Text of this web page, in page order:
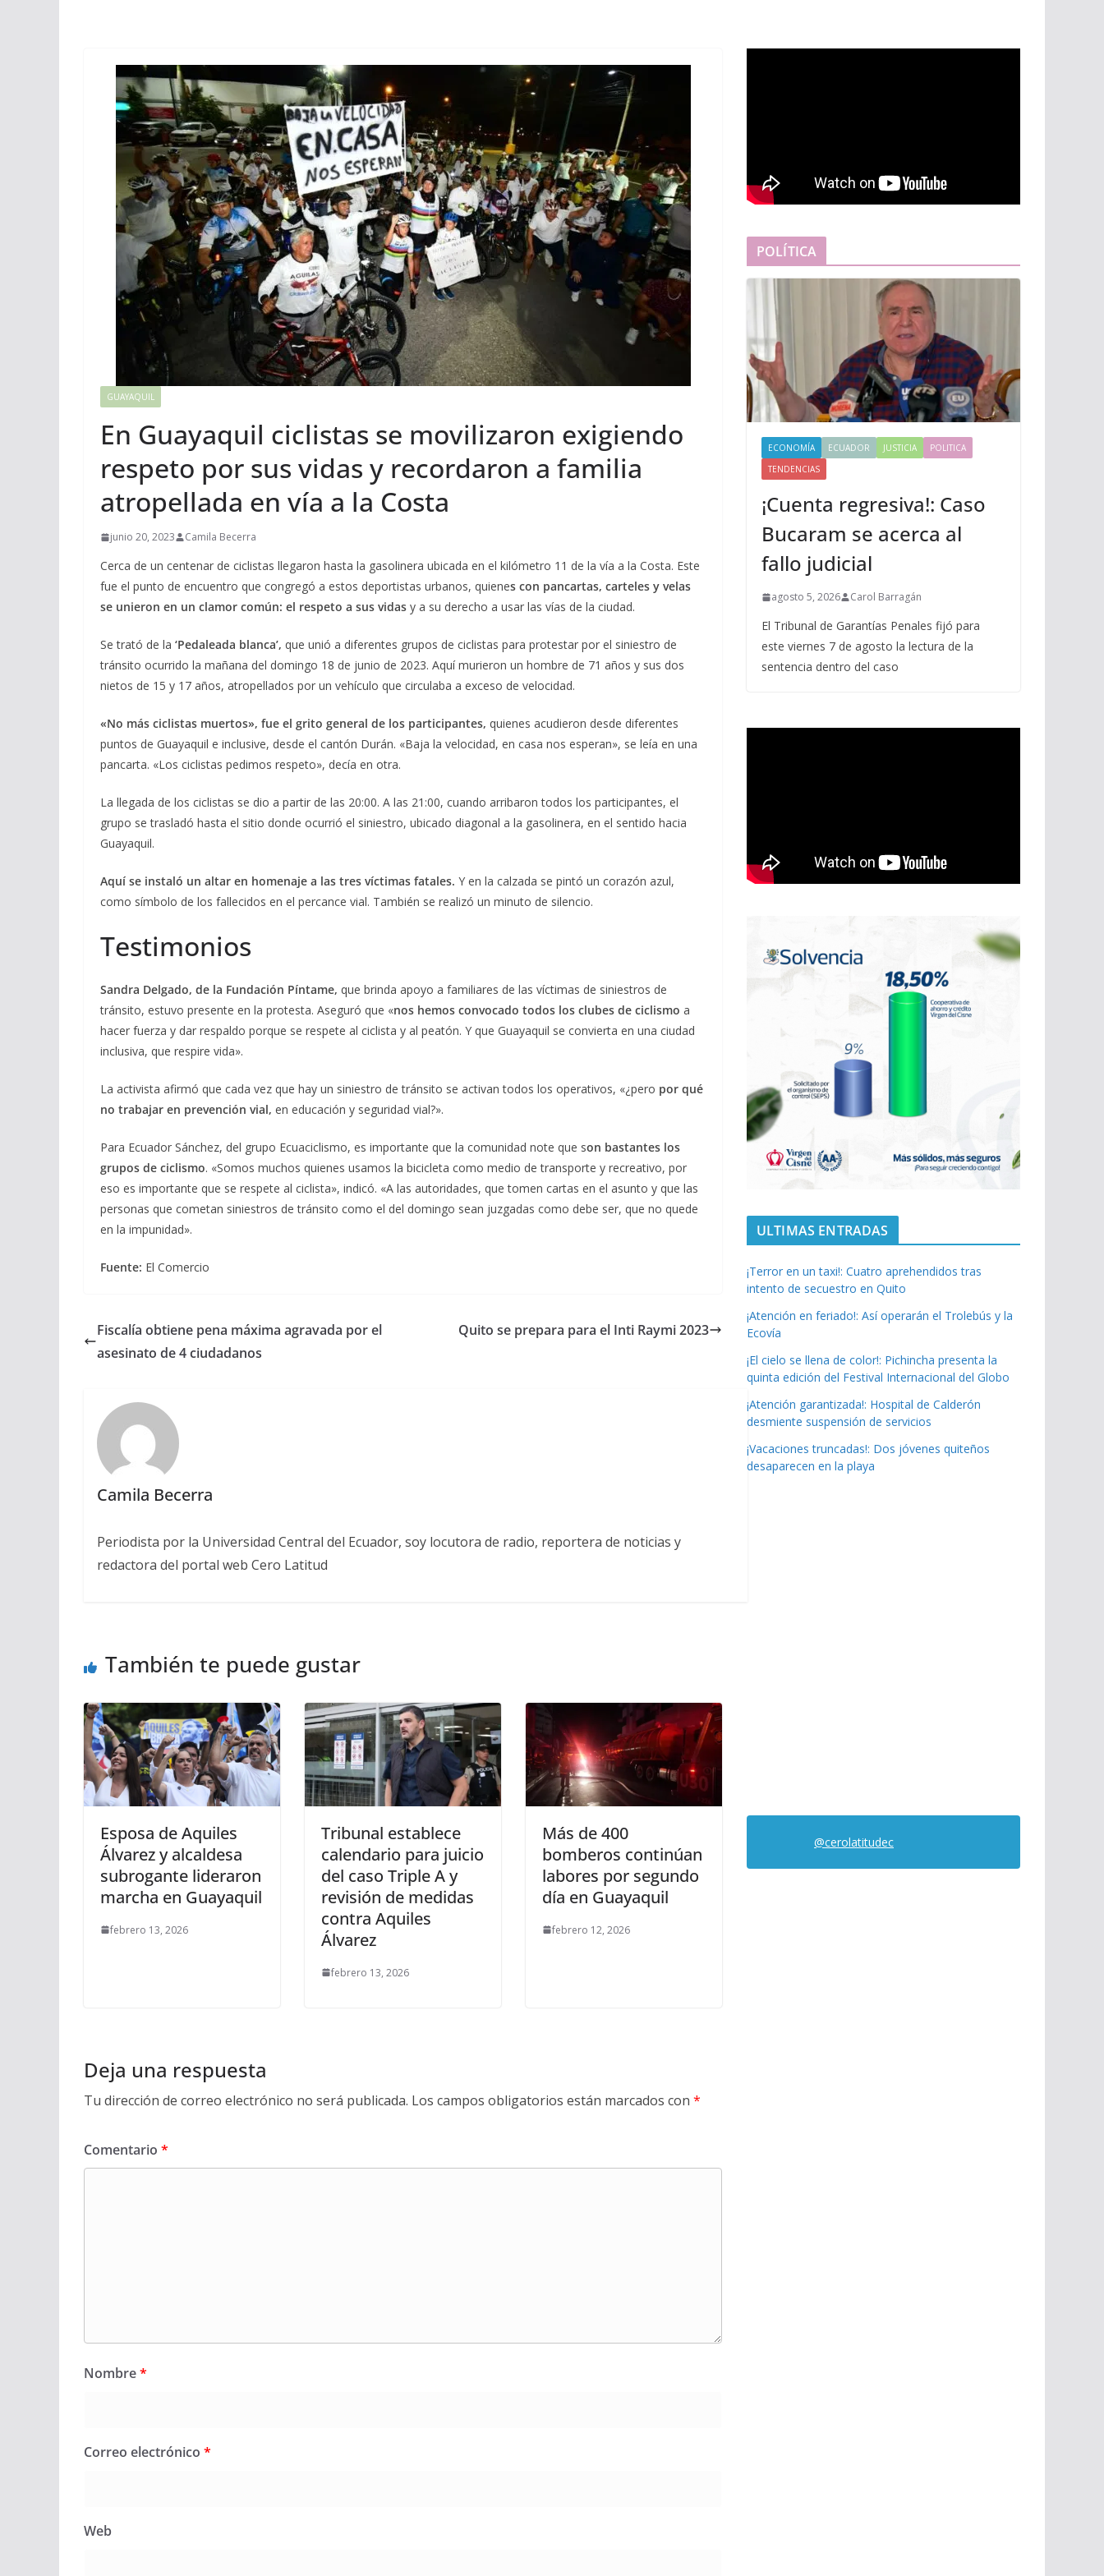
GUAYAQUIL
En Guayaquil ciclistas se movilizaron exigiendo
respeto por sus vidas y recordaron a familia
atropellada en vía a la Costa
junio 20, 2023 Camila Becerra
Cerca de un centenar de ciclistas llegaron hasta la gasolinera ubicada en el kilómetro 11 de la vía a la Costa. Este
fue el punto de encuentro que congregó a estos deportistas urbanos, quienes con pancartas, carteles y velas
se unieron en un clamor común: el respeto a sus vidas y a su derecho a usar las vías de la ciudad.
Se trató de la ‘Pedaleada blanca’, que unió a diferentes grupos de ciclistas para protestar por el siniestro de
tránsito ocurrido la mañana del domingo 18 de junio de 2023. Aquí murieron un hombre de 71 años y sus dos
nietos de 15 y 17 años, atropellados por un vehículo que circulaba a exceso de velocidad.
«No más ciclistas muertos», fue el grito general de los participantes, quienes acudieron desde diferentes
puntos de Guayaquil e inclusive, desde el cantón Durán. «Baja la velocidad, en casa nos esperan», se leía en una
pancarta. «Los ciclistas pedimos respeto», decía en otra.
La llegada de los ciclistas se dio a partir de las 20:00. A las 21:00, cuando arribaron todos los participantes, el
grupo se trasladó hasta el sitio donde ocurrió el siniestro, ubicado diagonal a la gasolinera, en el sentido hacia
Guayaquil.
Aquí se instaló un altar en homenaje a las tres víctimas fatales. Y en la calzada se pintó un corazón azul,
como símbolo de los fallecidos en el percance vial. También se realizó un minuto de silencio.
Testimonios
Sandra Delgado, de la Fundación Píntame, que brinda apoyo a familiares de las víctimas de siniestros de
tránsito, estuvo presente en la protesta. Aseguró que «nos hemos convocado todos los clubes de ciclismo a
hacer fuerza y dar respaldo porque se respete al ciclista y al peatón. Y que Guayaquil se convierta en una ciudad
inclusiva, que respire vida».
La activista afirmó que cada vez que hay un siniestro de tránsito se activan todos los operativos, «¿pero por qué
no trabajar en prevención vial, en educación y seguridad vial?».
Para Ecuador Sánchez, del grupo Ecuaciclismo, es importante que la comunidad note que son bastantes los
grupos de ciclismo. «Somos muchos quienes usamos la bicicleta como medio de transporte y recreativo, por
eso es importante que se respete al ciclista», indicó. «A las autoridades, que tomen cartas en el asunto y que las
personas que cometan siniestros de tránsito como el del domingo sean juzgadas como debe ser, que no quede
en la impunidad».
Fuente: El Comercio
Fiscalía obtiene pena máxima agravada por el
asesinato de 4 ciudadanos
Quito se prepara para el Inti Raymi 2023
Camila Becerra
Periodista por la Universidad Central del Ecuador, soy locutora de radio, reportera de noticias y
redactora del portal web Cero Latitud
También te puede gustar
Esposa de Aquiles
Álvarez y alcaldesa
subrogante lideraron
marcha en Guayaquil
febrero 13, 2026
Tribunal establece
calendario para juicio
del caso Triple A y
revisión de medidas
contra Aquiles
Álvarez
febrero 13, 2026
Más de 400
bomberos continúan
labores por segundo
día en Guayaquil
febrero 12, 2026
Deja una respuesta
Tu dirección de correo electrónico no será publicada. Los campos obligatorios están marcados con *
Comentario *
Nombre*
Correo electrónico *
Web
POLÍTICA
ECONOMÍA ECUADOR JUSTICIA
POLITICA
TENDENCIAS
¡Cuenta regresiva!: Caso
Bucaram se acerca al
fallo judicial
agosto 5, 2026 Carol Barragán
El Tribunal de Garantías Penales fijó para
este viernes 7 de agosto la lectura de la
sentencia dentro del caso
ULTIMAS ENTRADAS
¡Terror en un taxi!: Cuatro aprehendidos tras
intento de secuestro en Quito
¡Atención en feriado!: Así operarán el Trolebús y la
Ecovía
¡El cielo se llena de color!: Pichincha presenta la
quinta edición del Festival Internacional del Globo
¡Atención garantizada!: Hospital de Calderón
desmiente suspensión de servicios
¡Vacaciones truncadas!: Dos jóvenes quiteños
desaparecen en la playa
@cerolatitudec